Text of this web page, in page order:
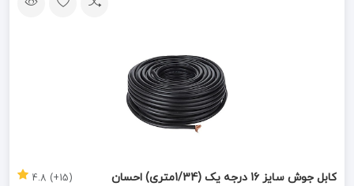
کابل جوش سایز 16 درجه یک (1/34متری) احسان (15+) 4.8